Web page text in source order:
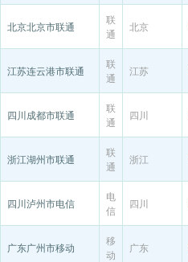
北京北京市联通
联
通
北京
江苏连云港市联通
联
通
江苏
四川成都市联通
联
通
四川
浙江湖州市联通
联
通
浙江
四川泸州市电信
电
信
四川
广东广州市移动
移
动
广东